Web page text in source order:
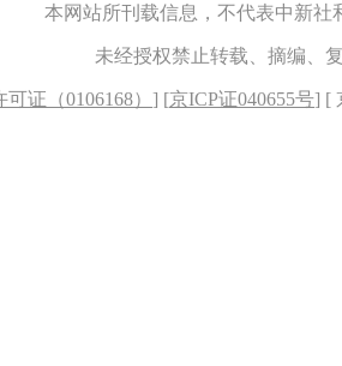
本网站所刊载信息，不代表中新
未经授权禁止转载、摘编、
证（0106168） ] [京ICP证040655号] [